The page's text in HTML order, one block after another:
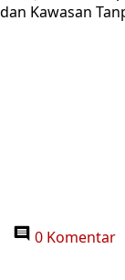
0 Komentar